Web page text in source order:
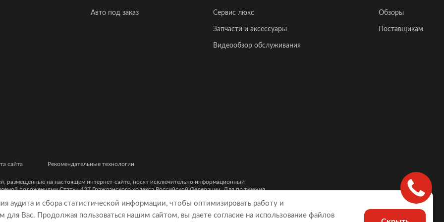
Авто под заказ Сервис люкс
Запчасти и аксессуары
Видеообзор обслуживания
Обзоры
Поставщикам
сайта Рекомендательные технологии
размещенные на настоящем интернет-сайте, носят исключительно информационный
положениями Статьи 437 Гражданского кодекса Российской Федерации. Для получения
характеристиками и цветовыми сочетаниями, а также точной стоимости автомобилей,
ОГРН 5077746977930)
аудита и сбора статистической информации, чтобы оптимизировать работу и
для Вас. Продолжая пользоваться нашим сайтом, вы даете согласие на использование файлов